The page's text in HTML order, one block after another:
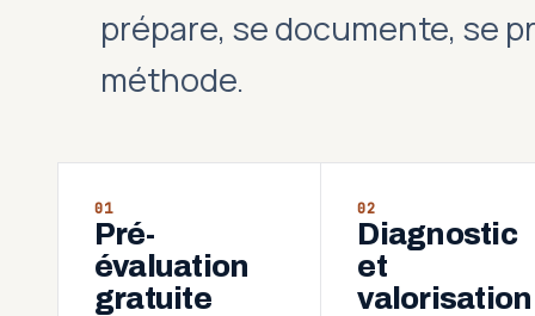
prépare, se documente, se
méthode.
01
Pré-
évaluation
gratuite
02
Diagnostic
et
valorisation